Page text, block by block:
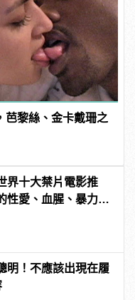
芭黎絲、金卡戴珊之
界十大禁片電影推
性愛、血腥、暴力、
明！不應該出現在履